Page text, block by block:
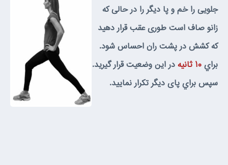
جلويى را خم و پا ديگر را در حالى كه
زانو صاف است طورى عقب قرار دهيد
كه كشش در پشت ران احساس شود.
براي۱۰ ثانيه
در اين وضعيت قرار گيريد.
سپس براي پاى ديگر تكرار نماييد.